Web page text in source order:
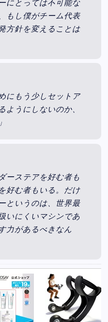
にとっては不可能な
もし僕がチーム代表
方針を変えることは
にもう少しセットア
ようにしないのか、
ーステアを好む者も
好む者もいる。だけ
というのは、世界最
いにくいマシンであ
力があるべきなん